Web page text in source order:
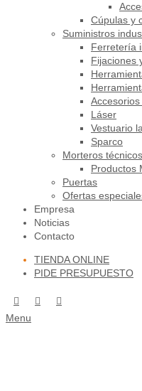
Cúpulas y
Suministros
Ferretería
Fijaciones
Láser
Vestuario
Sparco
Morteros técnicos
Productos
Puertas
Ofertas
Empresa
Noticias
Contacto
TIENDA ONLINE
PIDE PRESUPUESTO
Menu